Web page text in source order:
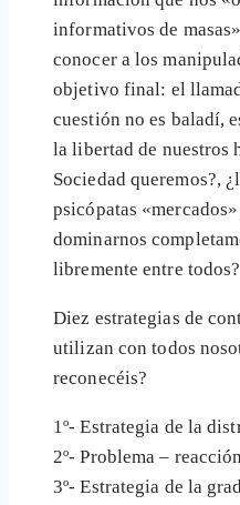
informativos de
conocer a los
objetivo final: el
cuestión no es baladí,
la libertad de nuestros
Sociedad queremos?,
psicópatas
dominarnos
libremente entre todos?
Diez estrategias de
utilizan con todos
reconecéis?
1º- Estrategia de la
2º- Problema –
3º- Estrategia de la